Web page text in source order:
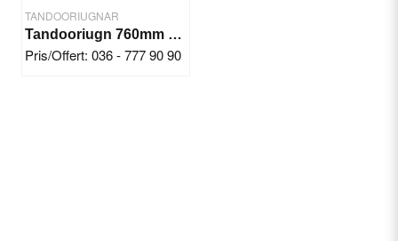
TANDOORIUGNAR
Tandooriugn 760mm Shaan Mosaic Single
Pris/Offert: 036 - 777 90 90